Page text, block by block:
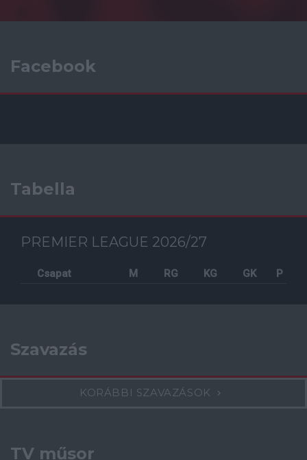
Facebook
Tabella
PREMIER LEAGUE 2026/27
Csapat M RG KG GK P
Szavazás
KORÁBBI SZAVAZÁSOK
TV műsor